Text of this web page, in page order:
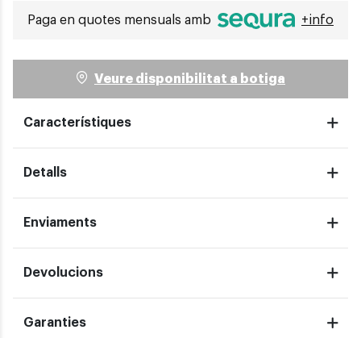
Paga en quotes mensuals amb +info
Veure disponibilitat a botiga
Característiques
Detalls
Enviaments
Devolucions
Garanties